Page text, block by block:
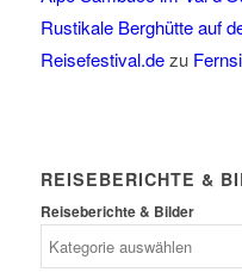
Rustikale Berghütte auf
Reisefestival.dezu
REISEBERICHTE &
Reiseberichte & Bilder